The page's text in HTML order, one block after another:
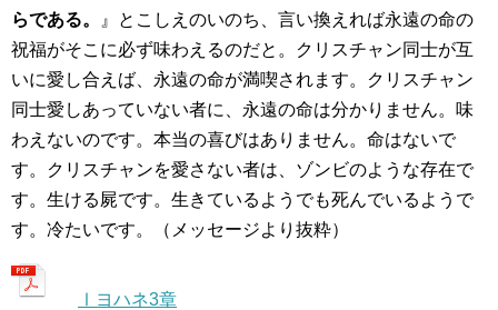
らである。
』とこしえのいのち、言い換えれば永遠の命の
祝福がそこに必ず味わえるのだと。クリスチャン同士が互
いに愛し合えば、永遠の命が満喫されます。クリスチャン
同士愛しあっていない者に、永遠の命は分かりません。味
わえないのです。本当の喜びはありません。命はないで
す。クリスチャンを愛さない者は、ゾンビのような存在で
す。生ける屍です。生きているようでも死んでいるようで
す。冷たいです。（メッセージより抜粋）
Ⅰヨハネ3章